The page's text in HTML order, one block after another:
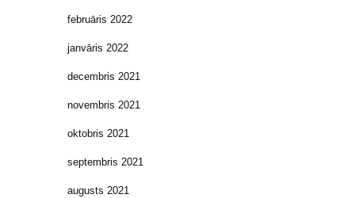
februāris 2022
janvāris 2022
decembris 2021
novembris 2021
oktobris 2021
septembris 2021
augusts 2021